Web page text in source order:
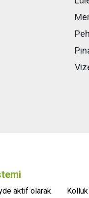
aktif olarak